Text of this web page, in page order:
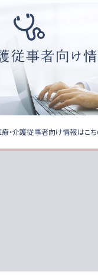
・介護従事者向け情報はこち